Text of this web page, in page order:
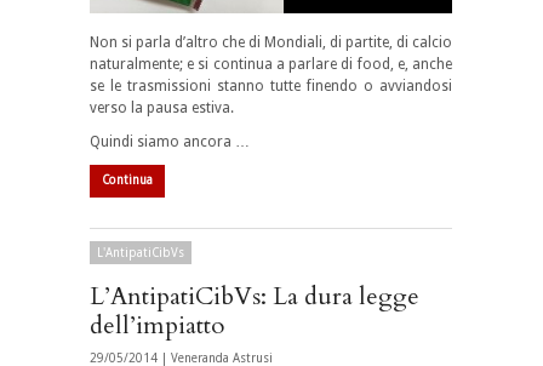
Non si parla d’altro che di Mondiali, di partite, di calcio
naturalmente; e si continua a parlare di food, e, anche
se le trasmissioni stanno tutte finendo o avviandosi
verso la pausa estiva.
Quindi siamo ancora …
Continua
L'AntipatiCibVs
L’AntipatiCibVs: La dura legge
dell’impiatto
29/05/2014 | Veneranda Astrusi